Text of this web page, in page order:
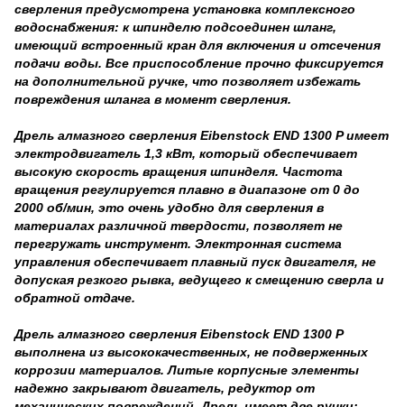
сверления предусмотрена установка комплексного
водоснабжения: к шпинделю подсоединен шланг,
имеющий встроенный кран для включения и отсечения
подачи воды. Все приспособление прочно фиксируется
на дополнительной ручке, что позволяет избежать
повреждения шланга в момент сверления.
Дрель алмазного сверления Eibenstock END 1300 P имеет
электродвигатель 1,3 кВт, который обеспечивает
высокую скорость вращения шпинделя. Частота
вращения регулируется плавно в диапазоне от 0 до
2000 об/мин, это очень удобно для сверления в
материалах различной твердости, позволяет не
перегружать инструмент. Электронная система
управления обеспечивает плавный пуск двигателя, не
допуская резкого рывка, ведущего к смещению сверла и
обратной отдаче.
Дрель алмазного сверления Eibenstock END 1300 P
выполнена из высококачественных, не подверженных
коррозии материалов. Литые корпусные элементы
надежно закрывают двигатель, редуктор от